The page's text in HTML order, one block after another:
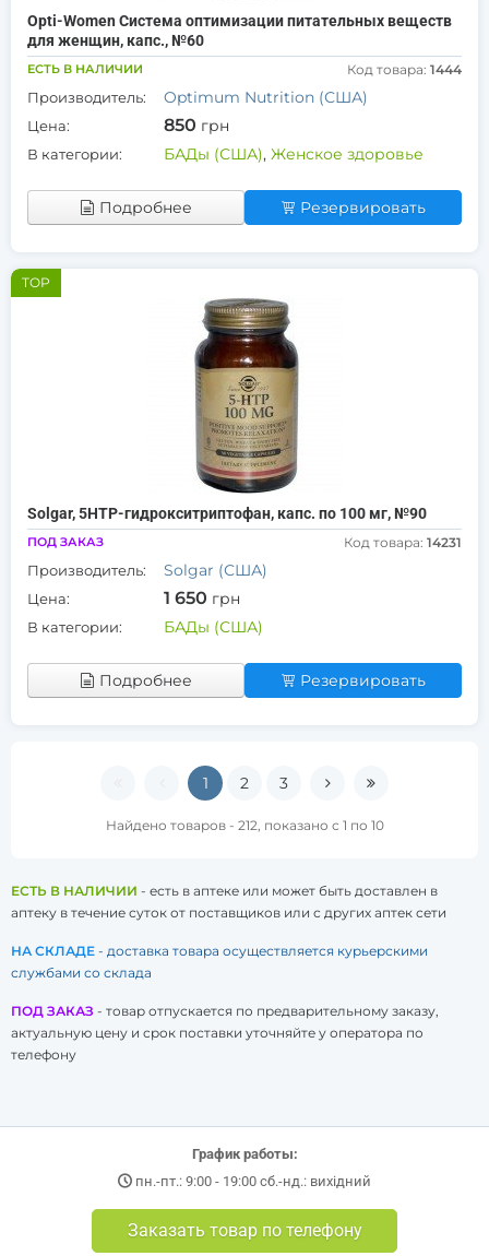
Opti-Women Система оптимизации питательных веществ
для женщин, капс., №60
ЕСТЬ В НАЛИЧИИ Код товара: 1444
Производитель: Optimum Nutrition (США)
Цена: 850 грн
В категории: БАДы (США), Женское здоровье
Подробнее Резервировать
TOP
Solgar, 5HTP-гидрокситриптофан, капс. по 100 мг, №90
ПОД ЗАКАЗ Код товара: 14231
Производитель: Solgar (США)
Цена: 1 650 грн
В категории: БАДы (США)
Подробнее Резервировать
1 2 3
Найдено товаров - 212, показано с 1 по 10
ЕСТЬ В НАЛИЧИИ - есть в аптеке или может быть доставлен в
аптеку в течение суток от поставщиков или с других аптек сети
НА СКЛАДЕ - доставка товара осуществляется курьерскими
службами со склада
ПОД ЗАКАЗ - товар отпускается по предварительному заказу,
актуальную цену и срок поставки уточняйте у оператора по
телефону
График работы:
пн.-пт.: 9:00 - 19:00 сб.-нд.: вихідний
Заказать товар по телефону